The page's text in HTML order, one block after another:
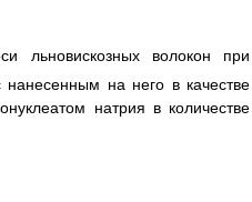
льновискозных волокон при
нанесенным на него в качестве
натрия в количестве